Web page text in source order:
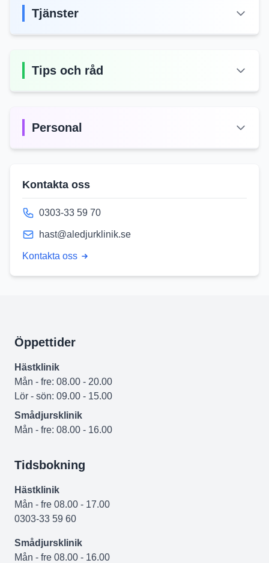
Tjänster
Tips och råd
Personal
Kontakta oss
0303-33 59 70
hast@aledjurklinik.se
Kontakta oss
Öppettider
Hästklinik
Mån - fre: 08.00 - 20.00
Lör - sön: 09.00 - 15.00
Smådjursklinik
Mån - fre: 08.00 - 16.00
Tidsbokning
Hästklinik
Mån - fre 08.00 - 17.00
0303-33 59 60
Smådjursklinik
Mån - fre 08.00 - 16.00